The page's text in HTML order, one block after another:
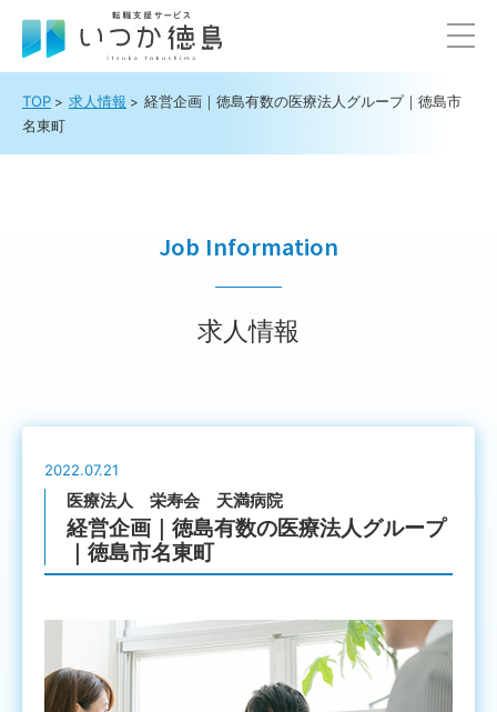
TOP 求人情報
経営企画｜徳島有数の医療法人グループ｜徳島市
名東町
Job Information
求人情報
2022.07.21
医療法人 栄寿会 天満病院
経営企画｜徳島有数の医療法人グループ
｜徳島市名東町